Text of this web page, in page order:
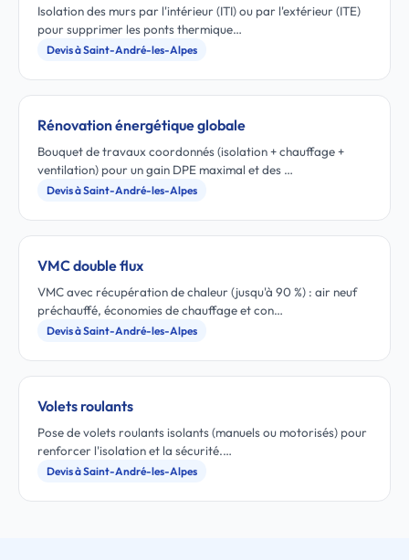
Isolation des murs par l'intérieur (ITI) ou par l'extérieur (ITE)
pour supprimer les ponts thermique…
Devis à Saint-André-les-Alpes
Rénovation énergétique globale
Bouquet de travaux coordonnés (isolation + chauffage +
ventilation) pour un gain DPE maximal et des …
Devis à Saint-André-les-Alpes
VMC double flux
VMC avec récupération de chaleur (jusqu'à 90 %) : air neuf
préchauffé, économies de chauffage et con…
Devis à Saint-André-les-Alpes
Volets roulants
Pose de volets roulants isolants (manuels ou motorisés) pour
renforcer l'isolation et la sécurité.…
Devis à Saint-André-les-Alpes